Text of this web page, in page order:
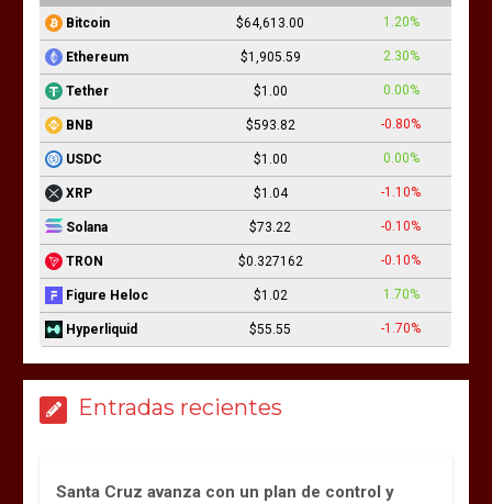
Bitcoin $64,613.00 1.20%
Ethereum $1,905.59 2.30%
Tether $1.00 0.00%
BNB $593.82 -0.80%
USDC $1.00 0.00%
XRP $1.04 -1.10%
Solana $73.22 -0.10%
TRON $0.327162 -0.10%
Figure Heloc $1.02 1.70%
Hyperliquid $55.55 -1.70%
Entradas recientes
Santa Cruz avanza con un plan de control y